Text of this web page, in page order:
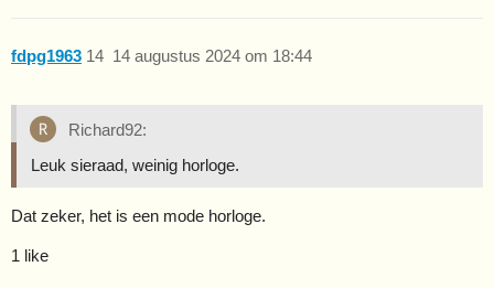
fdpg1963 14 augustus 2024 om 18:44
14
Richard92:
Leuk sieraad, weinig horloge.
Dat zeker, het is een mode horloge.
1 like